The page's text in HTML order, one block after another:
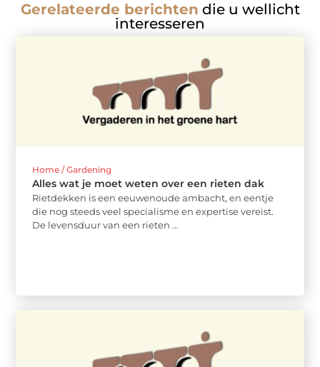
Gerelateerde berichten die u wellicht
interesseren
Home / Gardening
Alles wat je moet weten over een rieten dak
Rietdekken is een eeuwenoude ambacht, en eentje
die nog steeds veel specialisme en expertise vereist.
De levensduur van een rieten ...